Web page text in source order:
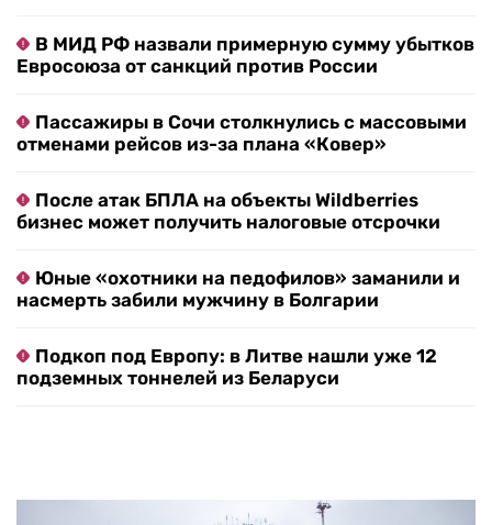
В МИД РФ назвали примерную сумму убытков
Евросоюза от санкций против России
Пассажиры в Сочи столкнулись с массовыми
отменами рейсов из-за плана «Ковер»
После атак БПЛА на объекты Wildberries
бизнес может получить налоговые отсрочки
Юные «охотники на педофилов» заманили и
насмерть забили мужчину в Болгарии
Подкоп под Европу: в Литве нашли уже 12
подземных тоннелей из Беларуси